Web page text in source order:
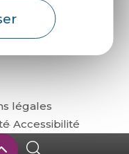
légales
Accessibilité